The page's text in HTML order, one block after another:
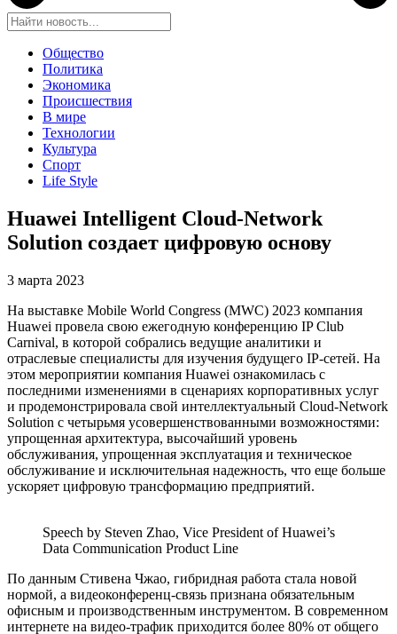
Общество
Политика
Экономика
Происшествия
В мире
Технологии
Культура
Спорт
Life Style
Huawei Intelligent Cloud-Network
Solution создает цифровую основу
3 марта 2023
На выставке Mobile World Congress (MWC) 2023 компания
Huawei провела свою ежегодную конференцию IP Club
Carnival, в которой собрались ведущие аналитики и
отраслевые специалисты для изучения будущего IP-сетей. На
этом мероприятии компания Huawei ознакомилась с
последними изменениями в сценариях корпоративных услуг
и продемонстрировала свой интеллектуальный Cloud-Network
Solution с четырьмя усовершенствованными возможностями:
упрощенная архитектура, высочайший уровень
обслуживания, упрощенная эксплуатация и техническое
обслуживание и исключительная надежность, что еще больше
ускоряет цифровую трансформацию предприятий.
Speech by Steven Zhao, Vice President of Huawei’s
Data Communication Product Line
По данным Стивена Чжао, гибридная работа стала новой
нормой, а видеоконференц-связь признана обязательным
офисным и производственным инструментом. В современном
интернете на видео-трафик приходится более 80% от общего